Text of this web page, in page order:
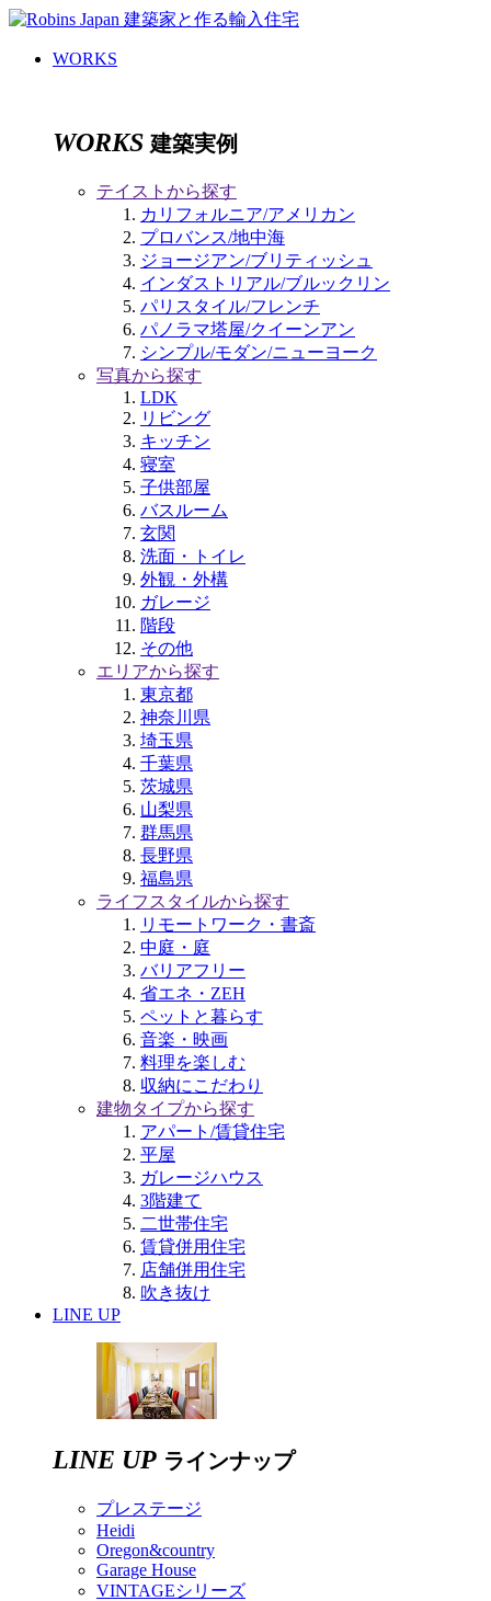
WORKS
WORKS 建築実例
テイストから探す
カリフォルニア/アメリカン
プロバンス/地中海
ジョージアン/ブリティッシュ
インダストリアル/ブルックリン
パリスタイル/フレンチ
パノラマ塔屋/クイーンアン
シンプル/モダン/ニューヨーク
写真から探す
LDK
リビング
キッチン
寝室
子供部屋
バスルーム
玄関
洗面・トイレ
外観・外構
ガレージ
階段
その他
エリアから探す
東京都
神奈川県
埼玉県
千葉県
茨城県
山梨県
群馬県
長野県
福島県
ライフスタイルから探す
リモートワーク・書斎
中庭・庭
バリアフリー
省エネ・ZEH
ペットと暮らす
音楽・映画
料理を楽しむ
収納にこだわり
建物タイプから探す
アパート/賃貸住宅
平屋
ガレージハウス
3階建て
二世帯住宅
賃貸併用住宅
店舗併用住宅
吹き抜け
LINE UP
LINE UP ラインナップ
プレステージ
Heidi
Oregon&country
Garage House
VINTAGEシリーズ